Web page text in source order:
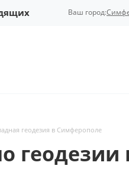
Ваш город:
геодезия в Симферополе
геодезии